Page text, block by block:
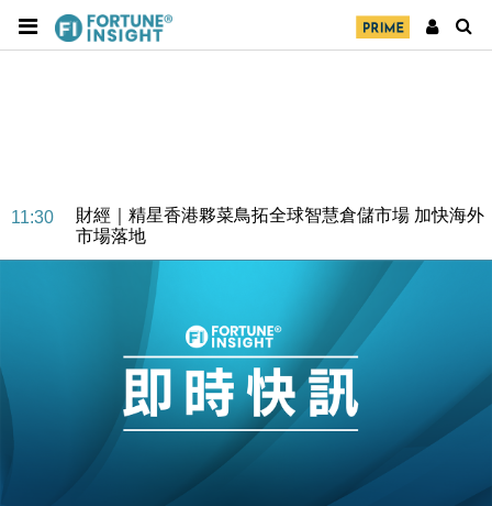
11:30
財經｜精星香港夥菜鳥拓全球智慧倉儲市場 加快海外
市場落地
地產｜大酒店中期轉賺2300萬元 斥21億翻新香港及
國際｜特朗普赴洛杉磯高球場活動前 男子攜槍彈被捕
財經｜香港7月PMI回落至51 企業擴張放慢兼縮減人
11:40
財經｜黑石傳再籌逾360億美元 支援Anthropic租用
財經｜美商務部擬擴大金屬關稅範圍 14類產品或加徵